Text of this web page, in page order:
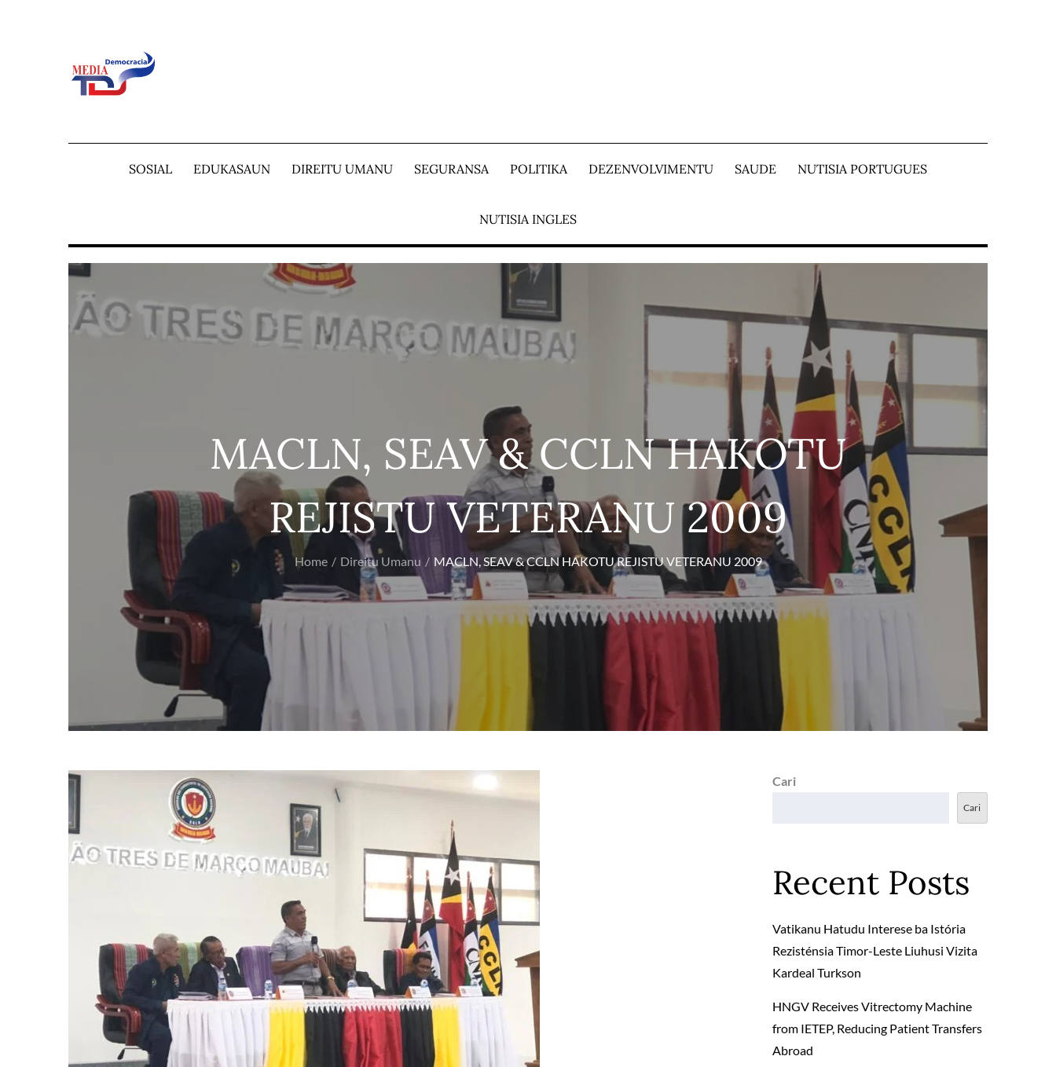
SOSIAL EDUKASAUN DIREITU UMANU SEGURANSA POLITIKA DEZENVOLVIMENTU SAUDE NUTISIA PORTUGUES
NUTISIA INGLES
MACLN, SEAV & CCLN HAKOTU
REJISTU VETERANU 2009
Home Direitu Umanu MACLN, SEAV & CCLN HAKOTU REJISTU VETERANU 2009
Cari
Cari
Recent Posts
Vatikanu Hatudu Interese ba Istória
Rezisténsia Timor-Leste Liuhusi Vizita
Kardeal Turkson
HNGV Receives Vitrectomy Machine
from IETEP, Reducing Patient Transfers
Abroad